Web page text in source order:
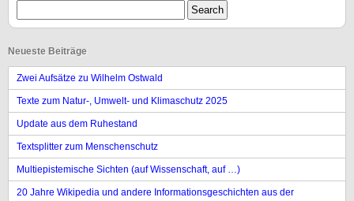
Neueste Beiträge
Zwei Aufsätze zu Wilhelm Ostwald
Texte zum Natur-, Umwelt- und Klimaschutz 2025
Update aus dem Ruhestand
Textsplitter zum Menschenschutz
Multiepistemische Sichten (auf Wissenschaft, auf …)
20 Jahre Wikipedia und andere Informationsgeschichten aus der